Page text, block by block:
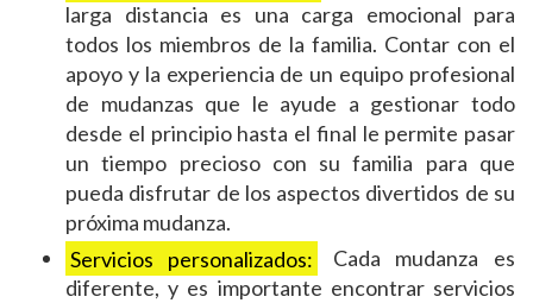
larga distancia es una carga emocional para
todos los miembros de la familia. Contar con el
apoyo y la experiencia de un equipo profesional
de mudanzas que le ayude a gestionar todo
desde el principio hasta el final le permite pasar
un tiempo precioso con su familia para que
pueda disfrutar de los aspectos divertidos de su
próxima mudanza.
Servicios personalizados:
Cada mudanza es
diferente, y es importante encontrar servicios